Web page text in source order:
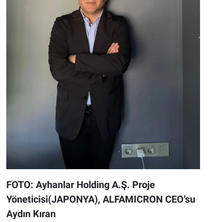
FOTO: Ayhanlar Holding A.Ş. Proje
Yöneticisi(JAPONYA), ALFAMICRON CEO’su
Aydın Kıran